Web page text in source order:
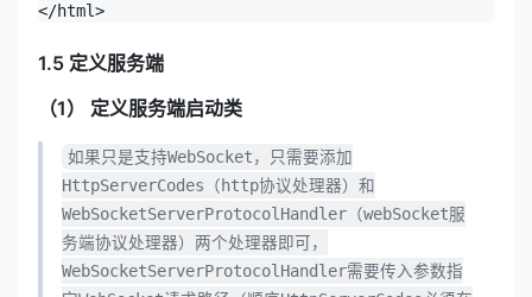
1.5 定义服务端
（1） 定义服务端启动类
如果只是支持WebSocket，只需要添加
HttpServerCodes（http协议处理器）和
WebSocketServerProtocolHandler（webSocket服
务端协议处理器）两个处理器即可，
WebSocketServerProtocolHandler需要传入参数指